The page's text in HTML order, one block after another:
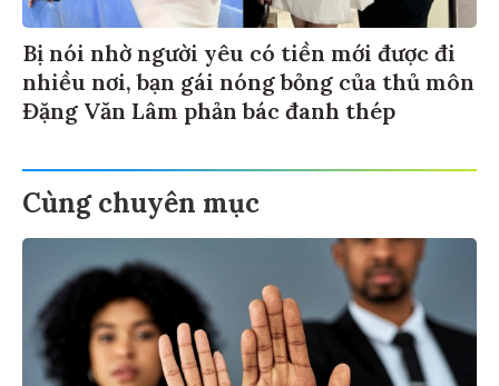
Bị nói nhờ người yêu có tiền mới được đi
nhiều nơi, bạn gái nóng bỏng của thủ môn
Đặng Văn Lâm phản bác đanh thép
Cùng chuyên mục